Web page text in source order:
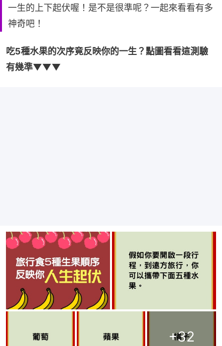
一生的上下起伏喔！是不是很準呢？一起來看看有多
神奇吧！
吃5種水果的次序竟反映你的一生？點圖看看這測驗
有幾準▼▼▼
+32